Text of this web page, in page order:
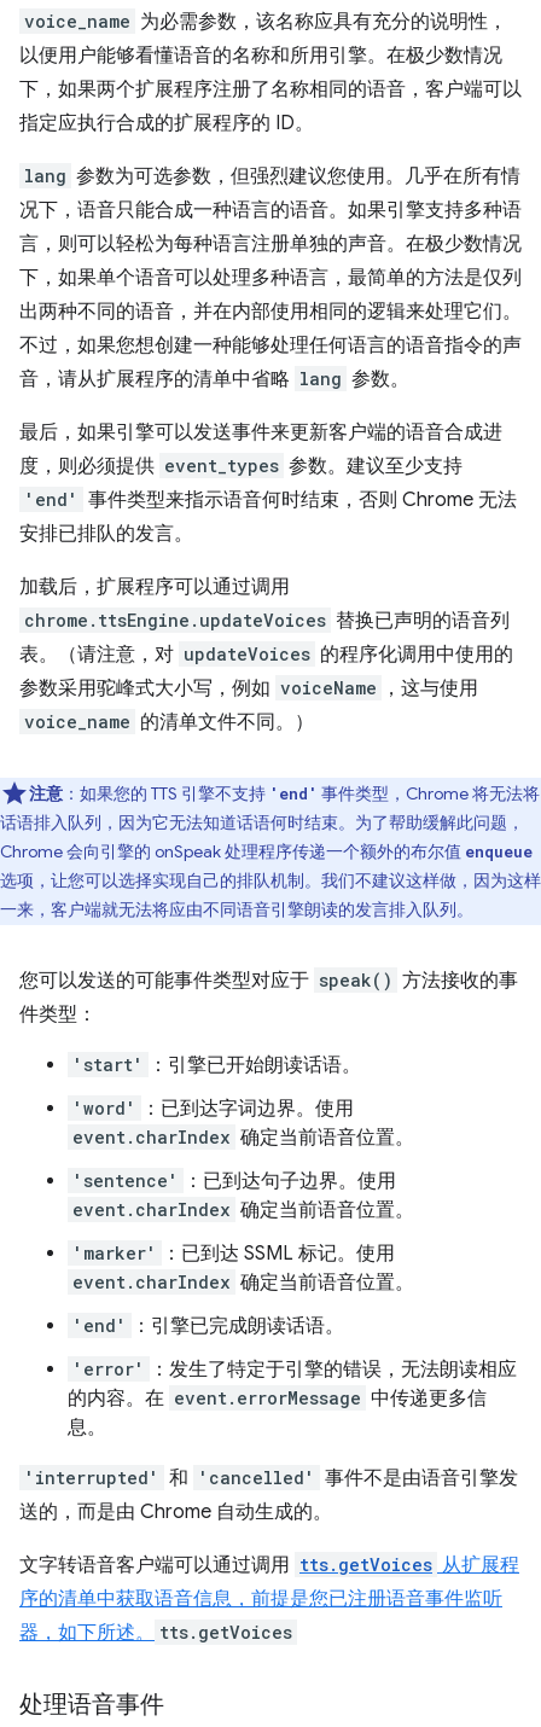
voice_name 为必需参数，该名称应具有充分的说明性，
以便用户能够看懂语音的名称和所用引擎。在极少数情况
下，如果两个扩展程序注册了名称相同的语音，客户端可以
指定应执行合成的扩展程序的 ID。
lang 参数为可选参数，但强烈建议您使用。几乎在所有情
况下，语音只能合成一种语言的语音。如果引擎支持多种语
言，则可以轻松为每种语言注册单独的声音。在极少数情况
下，如果单个语音可以处理多种语言，最简单的方法是仅列
出两种不同的语音，并在内部使用相同的逻辑来处理它们。
不过，如果您想创建一种能够处理任何语言的语音指令的声
音，请从扩展程序的清单中省略 lang 参数。
最后，如果引擎可以发送事件来更新客户端的语音合成进
度，则必须提供 event_types 参数。建议至少支持
'end'
事件类型来指示语音何时结束，否则 Chrome 无法
安排已排队的发言。
加载后，扩展程序可以通过调用
chrome.ttsEngine.updateVoices 替换已声明的语音列
表。（请注意，对 updateVoices 的程序化调用中使用的
参数采用驼峰式大小写，例如 voiceName ，这与使用
voice_name 的清单文件不同。）
注意 ：如果您的 TTS 引擎不支持 'end' 事件类型，Chrome 将无法将
话语排入队列，因为它无法知道话语何时结束。为了帮助缓解此问题，
Chrome 会向引擎的 onSpeak 处理程序传递一个额外的布尔值 enqueue
选项，让您可以选择实现自己的排队机制。我们不建议这样做，因为这样
一来，客户端就无法将应由不同语音引擎朗读的发言排入队列。
您可以发送的可能事件类型对应于 speak() 方法接收的事
件类型：
'start' ：引擎已开始朗读话语。
'word' ：已到达字词边界。使用
event.charIndex 确定当前语音位置。
'sentence' ：已到达句子边界。使用
event.charIndex 确定当前语音位置。
'marker' ：已到达 SSML 标记。使用
event.charIndex 确定当前语音位置。
'end' ：引擎已完成朗读话语。
'error'
：发生了特定于引擎的错误，无法朗读相应
的内容。在 event.errorMessage 中传递更多信
息。
'interrupted' 和 'cancelled'
事件不是由语音引擎发
送的，而是由 Chrome 自动生成的。
文字转语音客户端可以通过调用 tts.getVoices 从扩展程
序的清单中获取语音信息，前提是您已注册语音事件监听
器，如下所述。
tts.getVoices
处理语音事件